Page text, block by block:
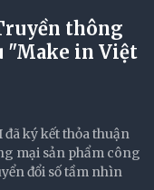
thông
"Make in Việt
ký kết thỏa thuận
mại sản phẩm công
đổi số tầm nhìn